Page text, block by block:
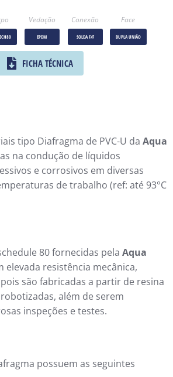
Vedação Conexão Face
EPDM SOLDA F/F DUPLA UNIÃO
FICHA TÉCNICA
tipo Diafragma de PVC-U da Aqua
na condução de líquidos
e corrosivos em diversas
de trabalho (ref: até 93°C
80 fornecidas pela Aqua
elevada resistência mecânica,
são fabricadas a partir de resina
além de serem
inspeções e testes.
possuem as seguintes